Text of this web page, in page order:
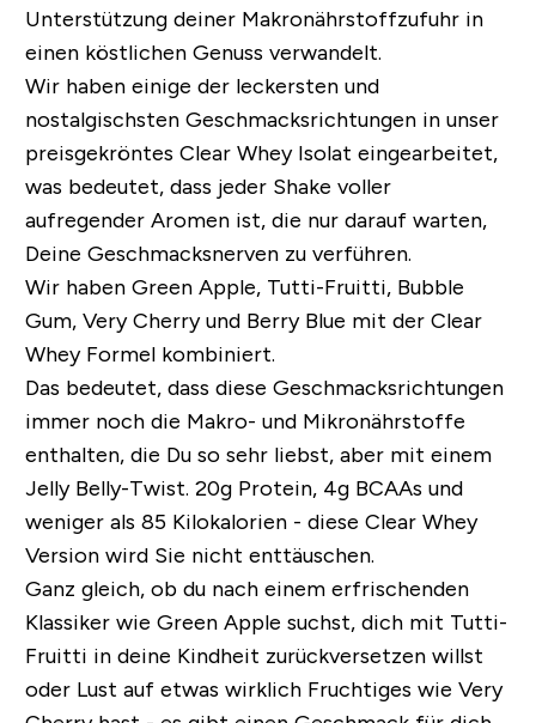
Unterstützung deiner Makronährstoffzufuhr in
einen köstlichen Genuss verwandelt.
Wir haben einige der leckersten und
nostalgischsten Geschmacksrichtungen in unser
preisgekröntes Clear Whey Isolat eingearbeitet,
was bedeutet, dass jeder Shake voller
aufregender Aromen ist, die nur darauf warten,
Deine Geschmacksnerven zu verführen.
Wir haben Green Apple, Tutti-Fruitti, Bubble
Gum, Very Cherry und Berry Blue mit der Clear
Whey Formel kombiniert.
Das bedeutet, dass diese Geschmacksrichtungen
immer noch die Makro- und Mikronährstoffe
enthalten, die Du so sehr liebst, aber mit einem
Jelly Belly-Twist. 20g Protein, 4g BCAAs und
weniger als 85 Kilokalorien- diese Clear Whey
Version wird Sie nicht enttäuschen.
Ganz gleich, ob du nach einem erfrischenden
Klassiker wie Green Apple suchst, dich mit Tutti-
Fruitti in deine Kindheit zurückversetzen willst
oder Lust auf etwas wirklich Fruchtiges wie Very